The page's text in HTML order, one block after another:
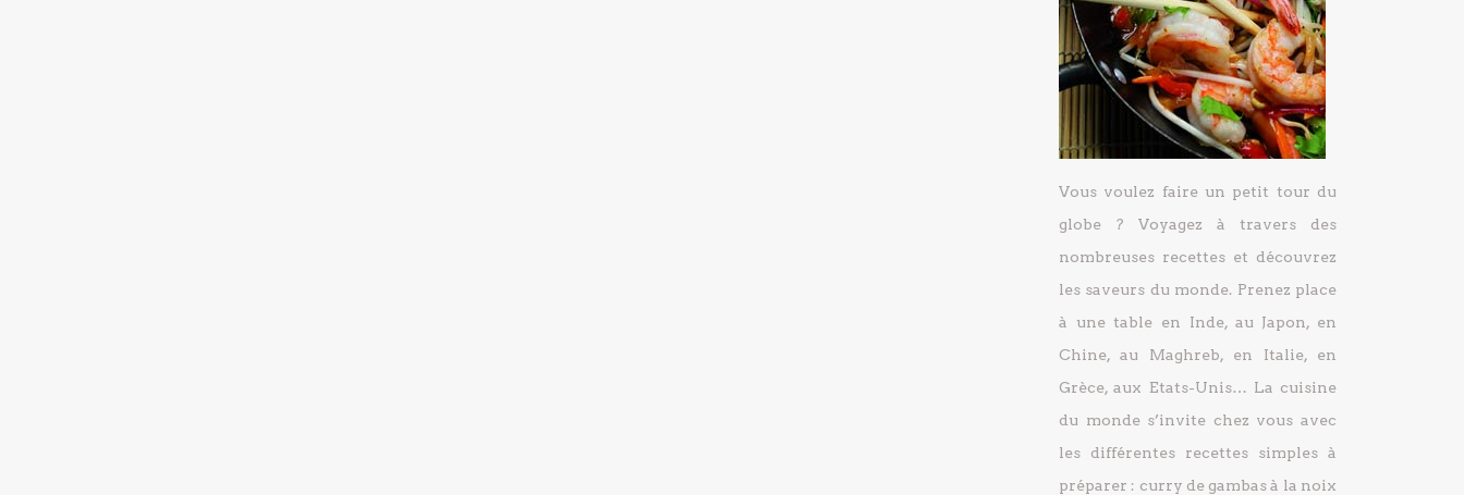
Vous voulez faire un petit tour du
globe ? Voyagez à travers des
nombreuses recettes et découvrez
les saveurs du monde. Prenez place
à une table en Inde, au Japon, en
Chine, au Maghreb, en Italie, en
Grèce, aux Etats-Unis… La cuisine
du monde s’invite chez vous avec
les différentes recettes simples à
préparer : curry de gambas à la noix